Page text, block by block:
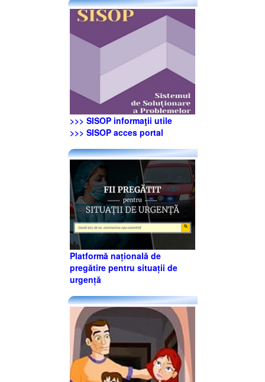
>>> SISOP informaţii utile
>>> SISOP acces portal
Platformă națională de
pregătire pentru situații de
urgență